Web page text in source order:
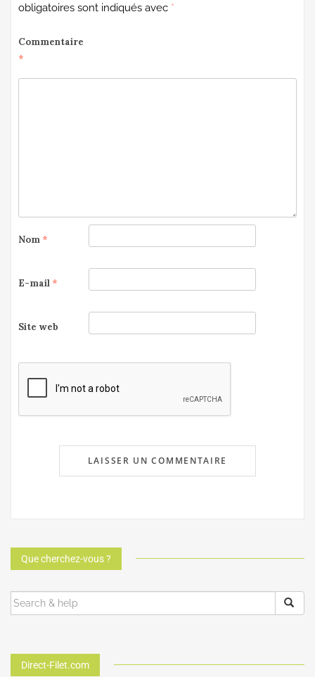
obligatoires sont indiqués avec *
Commentaire
*
Nom *
E-mail *
Site web
Que cherchez-vous ?
Direct-Filet.com